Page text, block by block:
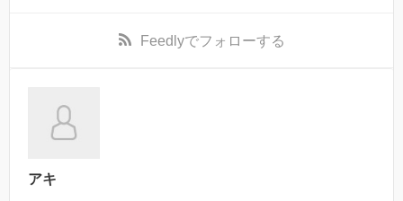
Feedlyでフォローする
アキ